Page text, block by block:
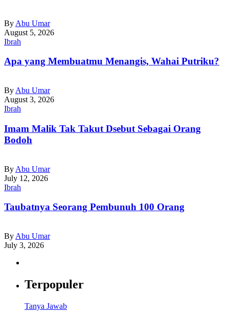
By Abu Umar
August 5, 2026
Ibrah
Apa yang Membuatmu Menangis, Wahai Putriku?
By Abu Umar
August 3, 2026
Ibrah
Imam Malik Tak Takut Dsebut Sebagai Orang
Bodoh
By Abu Umar
July 12, 2026
Ibrah
Taubatnya Seorang Pembunuh 100 Orang
By Abu Umar
July 3, 2026
Terpopuler
Tanya Jawab